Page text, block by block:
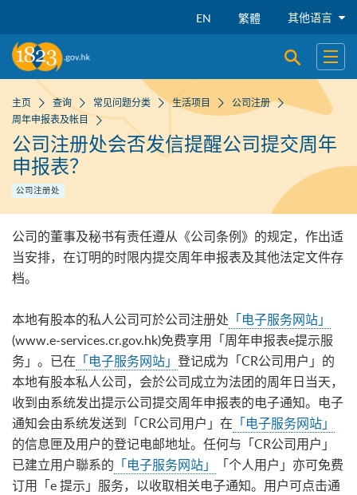
EN 繁體 其他语言
开启搜寻
开启
主页 查询 常见问题分类 生活项目
公司注册
周年申报表及帐目
公司注册处会否发信提醒公司提交周年
申报表？
公司注册处
公司的董事及秘书有责任遵从《公司条例》的规定，作出适
当安排，在订明的时限内提交周年申报表及其他法定文件存
档。
本地有股本的私人公司可於公司注册处 「电子服务网站」
(www.e-services.cr.gov.hk)免费享用「周年申报表e提示服
务」。已在 「电子服务网站」 登记成为「CR公司用户」的
本地有股本私人公司，会於公司成立为法团的周年日当天，
收到由系统发出提示公司提交周年申报表的电子通知。电子
通知会由系统发送到「CR公司用户」在 「电子服务网站」
的信息匣及用户的登记电邮地址。任何与「CR公司用户」
已建立用户聯系的 「电子服务网站」
「个人用户」亦可免费
订用「e 提示」服务，以收取相关电子通知。用户可点击通